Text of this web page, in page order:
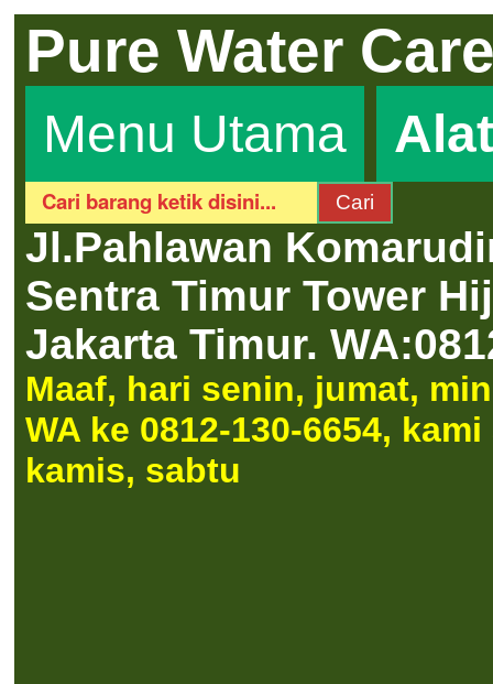
Pure Water
Menu Utama
Jl.Pahlawan
Sentra Timur Tower
Jakarta Timur.
Maaf, hari senin, jumat,
WA ke 0812-130-6654,
kamis, sabtu